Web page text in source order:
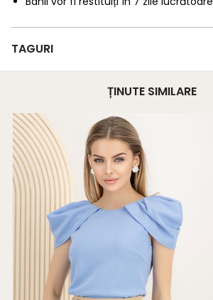
TAGURI
ȚINUTE SIMILARE